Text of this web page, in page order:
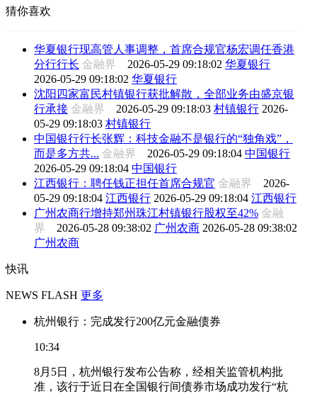
猜你喜欢
华夏银行现高管人事调整，首席合规官杨宏调任香港
分行行长 金融界 2026-05-29 09:18:02 华夏银行
2026-05-29 09:18:02 华夏银行
沈阳四家富民村镇银行获批解散，全部业务由盛京银
行承接 金融界 2026-05-29 09:18:03 村镇银行 2026-
05-29 09:18:03 村镇银行
中国银行行长张辉：科技金融不是银行的“独角戏”，
而是多方共... 金融界 2026-05-29 09:18:04 中国银行
2026-05-29 09:18:04 中国银行
江西银行：聘任钱正担任首席合规官 金融界 2026-
05-29 09:18:04 江西银行 2026-05-29 09:18:04 江西银行
广州农商行增持郑州珠江村镇银行股权至42% 金融
界 2026-05-28 09:38:02 广州农商 2026-05-28 09:38:02
广州农商
快讯
NEWS FLASH 更多
杭州银行：完成发行200亿元金融债券
10:34
8月5日，杭州银行发布公告称，经相关监管机构批
准，该行于近日在全国银行间债券市场成功发行“杭